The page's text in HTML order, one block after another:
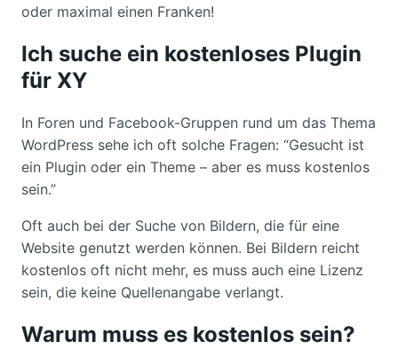
oder maximal einen Franken!
Ich suche ein kostenloses Plugin
für XY
In Foren und Facebook-Gruppen rund um das Thema
WordPress sehe ich oft solche Fragen: “Gesucht ist
ein Plugin oder ein Theme – aber es muss kostenlos
sein.”
Oft auch bei der Suche von Bildern, die für eine
Website genutzt werden können. Bei Bildern reicht
kostenlos oft nicht mehr, es muss auch eine Lizenz
sein, die keine Quellenangabe verlangt.
Warum muss es kostenlos sein?